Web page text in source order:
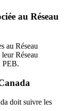
au Réseau
au Réseau
Réseau
PEB.
doit suivre les